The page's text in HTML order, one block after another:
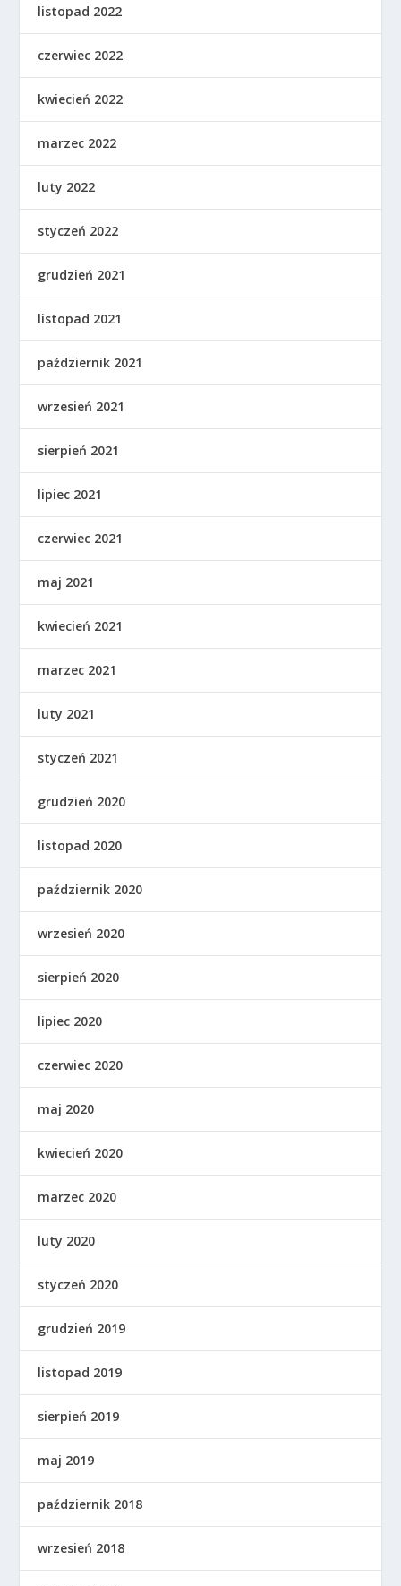
listopad 2022
czerwiec 2022
kwiecień 2022
marzec 2022
luty 2022
styczeń 2022
grudzień 2021
listopad 2021
październik 2021
wrzesień 2021
sierpień 2021
lipiec 2021
czerwiec 2021
maj 2021
kwiecień 2021
marzec 2021
luty 2021
styczeń 2021
grudzień 2020
listopad 2020
październik 2020
wrzesień 2020
sierpień 2020
lipiec 2020
czerwiec 2020
maj 2020
kwiecień 2020
marzec 2020
luty 2020
styczeń 2020
grudzień 2019
listopad 2019
sierpień 2019
maj 2019
październik 2018
wrzesień 2018